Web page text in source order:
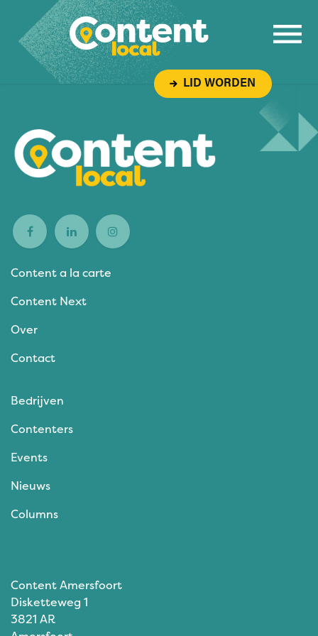
Overslaan naar inhoud
LID WORDEN
Content a la carte
Content Next
Over
Contact
Bedrijven
Contenters
Events
Nieuws
Columns
Content Amersfoort
Disketteweg 1
3821 AR